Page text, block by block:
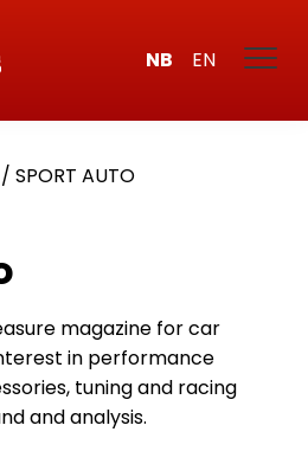
NB EN
/ SPORT AUTO
magazine for car
in performance
tuning and racing
and analysis.